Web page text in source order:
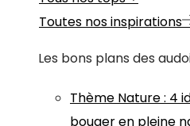
Toutes nos inspirations
Les bons plans des
Thème Nature: 4
bouger en pleine